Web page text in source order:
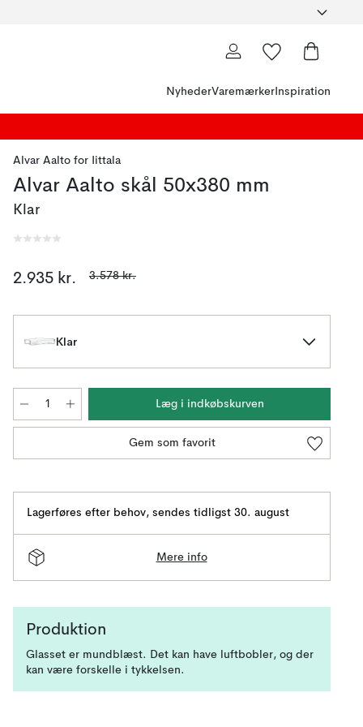
NyhederVaremærker Inspiration
Alvar Aalto for Iittala
Alvar Aalto skål 50x380 mm
Klar
2.935 kr. 3.578 kr.
Klar
Læg i indkøbskurven
Gem som favorit
Lagerføres efter behov, sendes tidligst 30. august
Mere info
Produktion
Glasset er mundblæst. Det kan have luftbobler, og der
kan være forskelle i tykkelsen.